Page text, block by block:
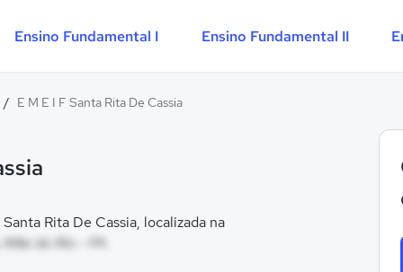
Ensino Fundamental I Ensino Fundamental II
/ E M E I F Santa Rita De Cassia
Rita De Cassia, localizada na
do Rio - PA